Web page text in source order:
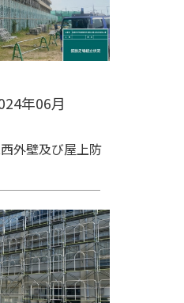
年06月
外壁及び屋上防